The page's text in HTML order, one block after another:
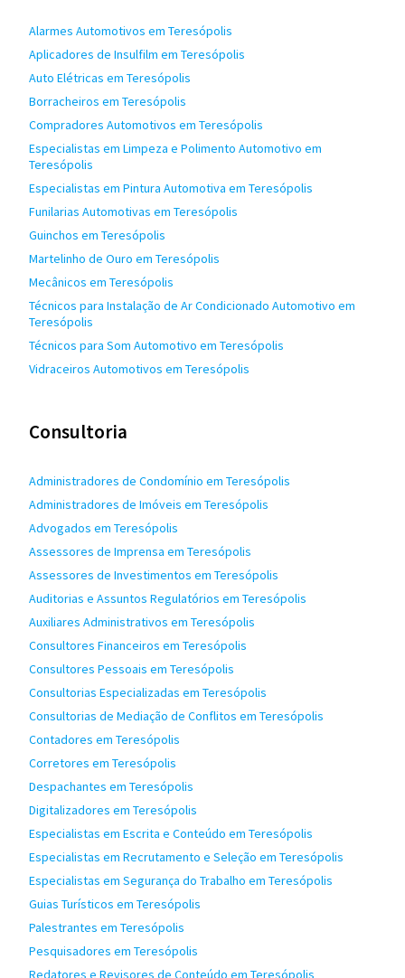
Alarmes Automotivos em Teresópolis
Aplicadores de Insulfilm em Teresópolis
Auto Elétricas em Teresópolis
Borracheiros em Teresópolis
Compradores Automotivos em Teresópolis
Especialistas em Limpeza e Polimento Automotivo em
Teresópolis
Especialistas em Pintura Automotiva em Teresópolis
Funilarias Automotivas em Teresópolis
Guinchos em Teresópolis
Martelinho de Ouro em Teresópolis
Mecânicos em Teresópolis
Técnicos para Instalação de Ar Condicionado Automotivo em
Teresópolis
Técnicos para Som Automotivo em Teresópolis
Vidraceiros Automotivos em Teresópolis
Consultoria
Administradores de Condomínio em Teresópolis
Administradores de Imóveis em Teresópolis
Advogados em Teresópolis
Assessores de Imprensa em Teresópolis
Assessores de Investimentos em Teresópolis
Auditorias e Assuntos Regulatórios em Teresópolis
Auxiliares Administrativos em Teresópolis
Consultores Financeiros em Teresópolis
Consultores Pessoais em Teresópolis
Consultorias Especializadas em Teresópolis
Consultorias de Mediação de Conflitos em Teresópolis
Contadores em Teresópolis
Corretores em Teresópolis
Despachantes em Teresópolis
Digitalizadores em Teresópolis
Especialistas em Escrita e Conteúdo em Teresópolis
Especialistas em Recrutamento e Seleção em Teresópolis
Especialistas em Segurança do Trabalho em Teresópolis
Guias Turísticos em Teresópolis
Palestrantes em Teresópolis
Pesquisadores em Teresópolis
Redatores e Revisores de Conteúdo em Teresópolis